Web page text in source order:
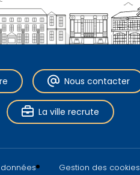
Nous contacter
La ville recrute
Gestion des cookies